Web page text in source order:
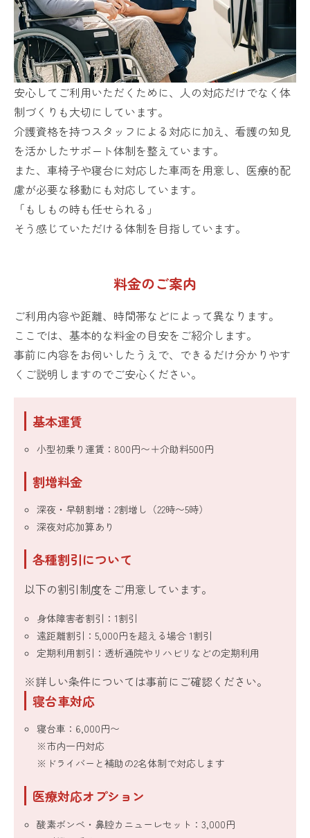
安心してご利用いただくために、人の対応だけでなく体
制づくりも大切にしています。
介護資格を持つスタッフによる対応に加え、看護の知見
を活かしたサポート体制を整えています。
また、車椅子や寝台に対応した車両を用意し、医療的配
慮が必要な移動にも対応しています。
「もしもの時も任せられる」
そう感じていただける体制を目指しています。
料金のご案内
ご利用内容や距離、時間帯などによって異なります。
ここでは、基本的な料金の目安をご紹介します。
事前に内容をお伺いしたうえで、できるだけ分かりやす
くご説明しますのでご安心ください。
基本運賃
小型初乗り運賃：800円〜＋介助料500円
割増料金
深夜・早朝割増：2割増し（22時〜5時）
深夜対応加算あり
各種割引について
以下の割引制度をご用意しています。
身体障害者割引：1割引
遠距離割引：5,000円を超える場合 1割引
定期利用割引：透析通院やリハビリなどの定期利用
※詳しい条件については事前にご確認ください。
寝台車対応
寝台車：6,000円〜
※市内一円対応
※ドライバーと補助の2名体制で対応します
医療対応オプション
酸素ボンベ・鼻腔カニューレセット：3,000円